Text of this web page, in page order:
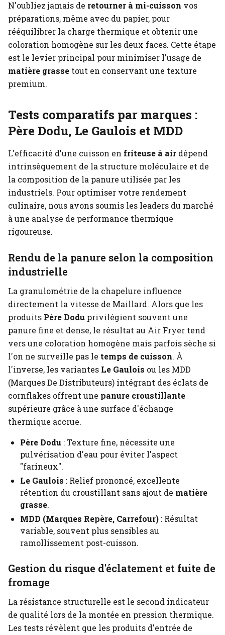
N'oubliez jamais de retourner à mi-cuisson vos
préparations, même avec du papier, pour
rééquilibrer la charge thermique et obtenir une
coloration homogène sur les deux faces. Cette étape
est le levier principal pour minimiser l'usage de
matière grasse tout en conservant une texture
premium.
Tests comparatifs par marques :
Père Dodu, Le Gaulois et MDD
L'efficacité d'une cuisson en friteuse à air dépend
intrinsèquement de la structure moléculaire et de
la composition de la panure utilisée par les
industriels. Pour optimiser votre rendement
culinaire, nous avons soumis les leaders du marché
à une analyse de performance thermique
rigoureuse.
Rendu de la panure selon la composition
industrielle
La granulométrie de la chapelure influence
directement la vitesse de Maillard. Alors que les
produits Père Dodu privilégient souvent une
panure fine et dense, le résultat au Air Fryer tend
vers une coloration homogène mais parfois sèche si
l'on ne surveille pas le temps de cuisson. À
l'inverse, les variantes Le Gaulois ou les MDD
(Marques De Distributeurs) intégrant des éclats de
cornflakes offrent une panure croustillante
supérieure grâce à une surface d'échange
thermique accrue.
Père Dodu : Texture fine, nécessite une
pulvérisation d'eau pour éviter l'aspect
"farineux".
Le Gaulois : Relief prononcé, excellente
rétention du croustillant sans ajout de matière
grasse.
MDD (Marques Repère, Carrefour) : Résultat
variable, souvent plus sensibles au
ramollissement post-cuisson.
Gestion du risque d'éclatement et fuite de
fromage
La résistance structurelle est le second indicateur
de qualité lors de la montée en pression thermique.
Les tests révèlent que les produits d'entrée de